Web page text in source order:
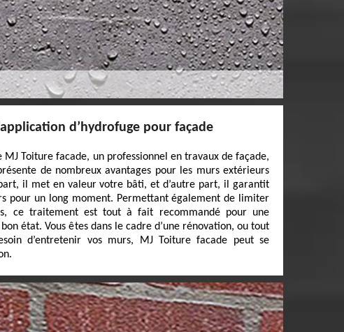
d’hydrofuge pour façade
MJ Toiture facade, un professionnel en travaux de façade,
de nombreux avantages pour les murs extérieurs
il met en valeur votre bâti, et d’autre part, il garantit
pour un long moment. Permettant également de limiter
ce traitement est tout à fait recommandé pour une
état. Vous êtes dans le cadre d’une rénovation, ou tout
d’entretenir vos murs, MJ Toiture facade peut se